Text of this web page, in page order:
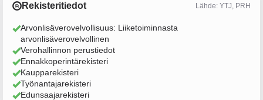
Rekisteritiedot Lähde: YTJ, PRH
Arvonlisäverovelvollisuus: Liiketoiminnasta
arvonlisäverovelvollinen
Verohallinnon perustiedot
Ennakkoperintärekisteri
Kaupparekisteri
Työnantajarekisteri
Edunsaajarekisteri